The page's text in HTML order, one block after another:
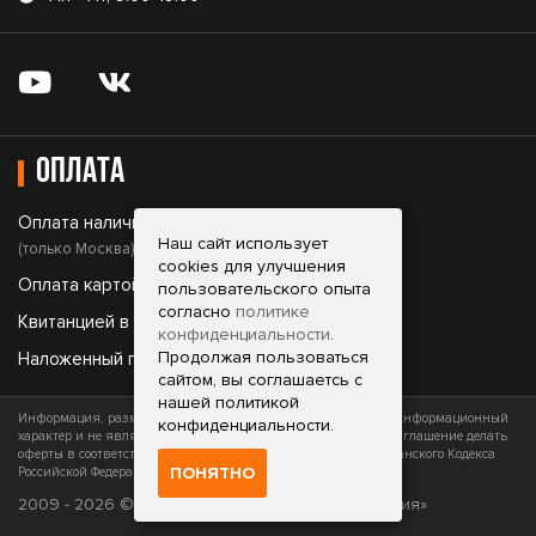
Оплата
Оплата наличными;
(только Москва)
Оплата картой;
Квитанцией в банке;
Наложенный платеж.
Информация, размещенная на сайте, носит исключительно информационный
характер и не является офертой (публичной офертой) или приглашение делать
оферты в соответствии со статьями 435 и 437 (часть 2) Гражданского Кодекса
Российской Федерации
2009 - 2026 © ФОРГАН - «Все для вашего оружия»
Наш сайт использует
cookies для улучшения
пользовательского опыта
согласно политике
конфиденциальности.
Продолжая пользоваться
сайтом, вы соглашаетсь с
нашей политикой
конфиденциальности.
ПОНЯТНО